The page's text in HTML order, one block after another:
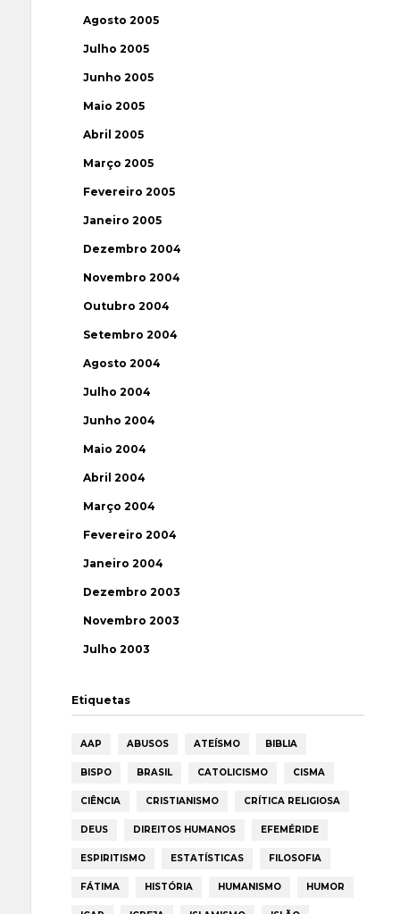
Agosto 2005
Julho 2005
Junho 2005
Maio 2005
Abril 2005
Março 2005
Fevereiro 2005
Janeiro 2005
Dezembro 2004
Novembro 2004
Outubro 2004
Setembro 2004
Agosto 2004
Julho 2004
Junho 2004
Maio 2004
Abril 2004
Março 2004
Fevereiro 2004
Janeiro 2004
Dezembro 2003
Novembro 2003
Julho 2003
Etiquetas
AAP ABUSOS ATEÍSMO BIBLIA
BISPO BRASIL CATOLICISMO CISMA
CIÊNCIA CRISTIANISMO CRÍTICA RELIGIOSA
DEUS DIREITOS HUMANOS EFEMÉRIDE
ESPIRITISMO ESTATÍSTICAS FILOSOFIA
FÁTIMA HISTÓRIA HUMANISMO HUMOR